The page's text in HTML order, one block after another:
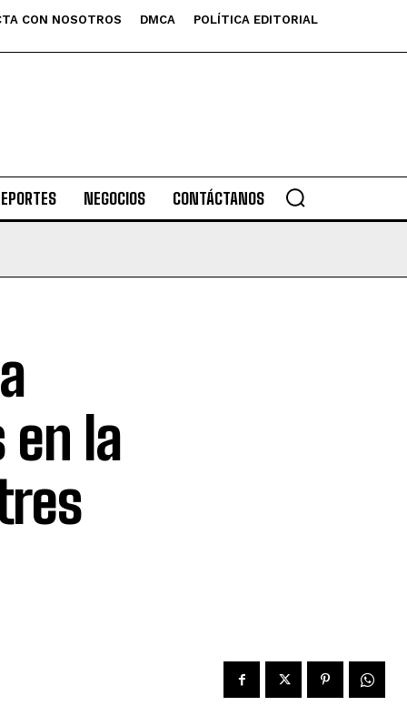
CON NOSOTROS DMCA
POLÍTICA EDITORIAL
NEGOCIOS CONTÁCTANOS
en la